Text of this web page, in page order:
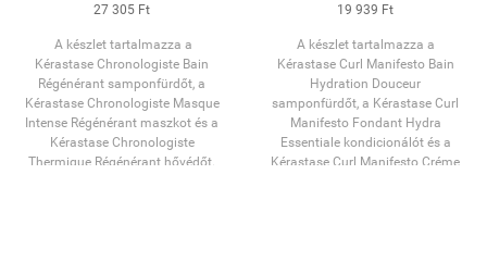
27 305 Ft
A készlet tartalmazza a
Kérastase Chronologiste Bain
Régénérant samponfürdőt, a
Kérastase Chronologiste Masque
Intense Régénérant maszkot és a
Kérastase Chronologiste
Thermique Régénérant hővédőt.
19 939 Ft
A készlet tartalmazza a
Kérastase Curl Manifesto Bain
Hydration Douceur
samponfürdőt, a Kérastase Curl
Manifesto Fondant Hydra
Essentiale kondicionálót és a
Kérastase Curl Manifesto Créme